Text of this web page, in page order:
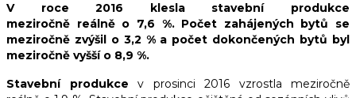
V roce 2016 klesla stavební produkce
meziročně reálněo 7,6 %. Počet zahájených bytů se
meziročně zvýšil o 3,2 % a počet dokončených bytů byl
meziročně vyšší o 8,9 %.
Stavební produkce v prosinci 2016 vzrostla meziročně